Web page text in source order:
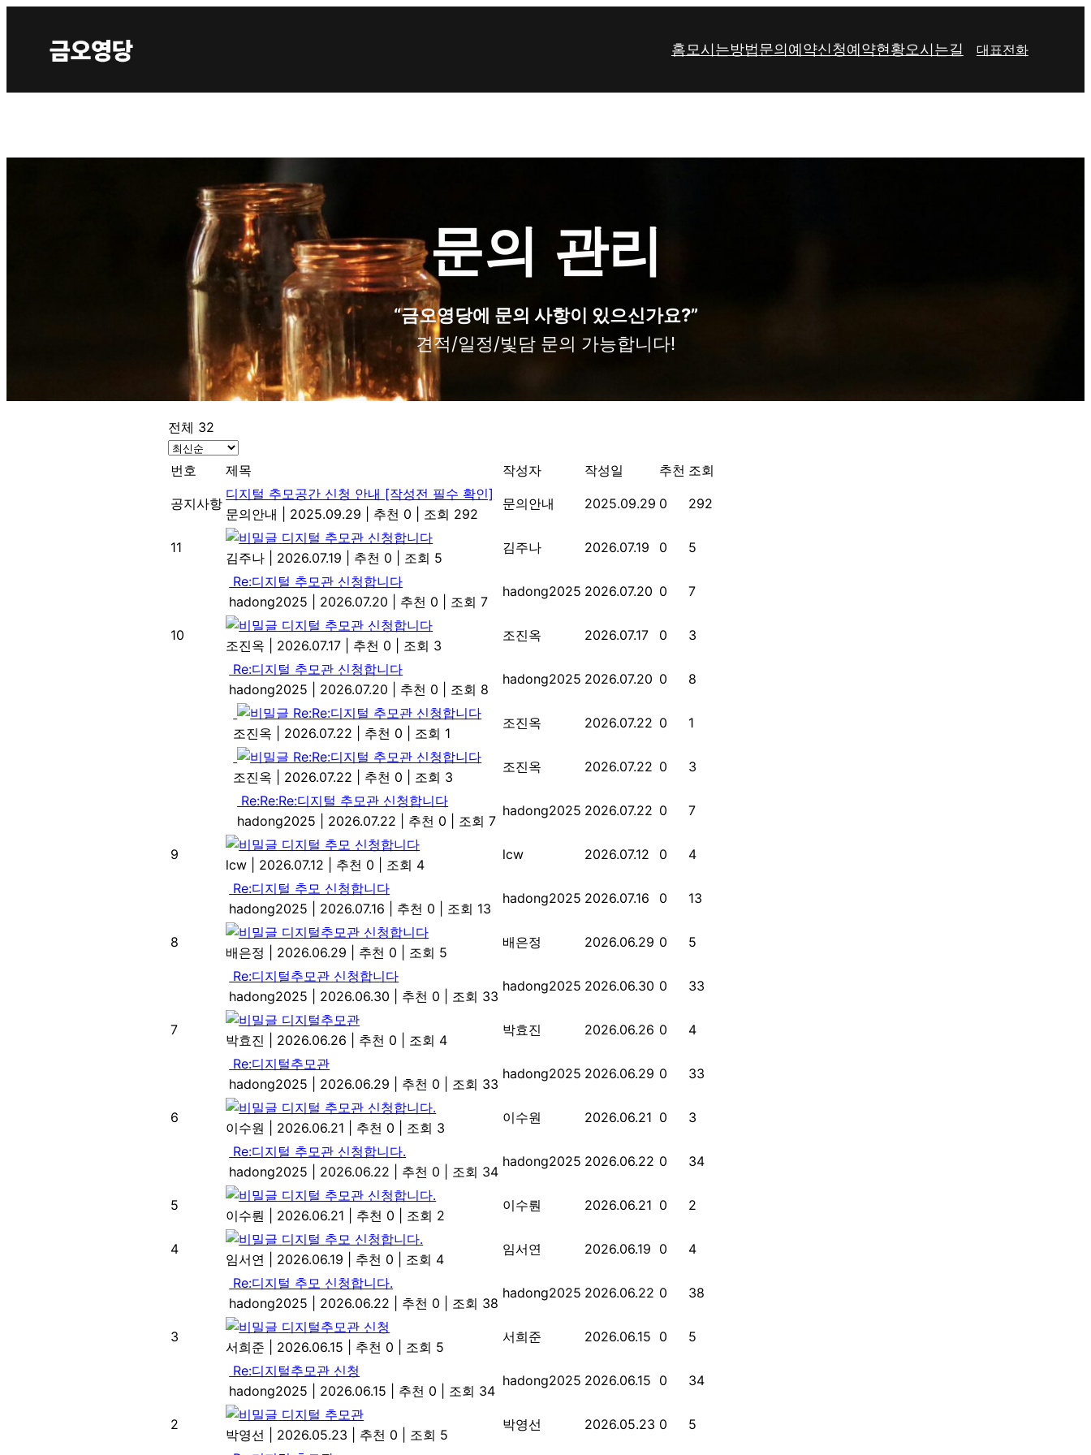
바
기
홈모시는방법문의예약신청예약현황오시는길 대표전화
문의 관리
“금오영당에 문의 사항이 있으신가요?”
견적/일정/빛담 문의 가능합니다!
전체 32
번호 제목 작성자 작성일 추천 조회
공지사항
디지털 추모공간 신청 안내 [작성전 필수 확인]
문의안내
2025.09.29 추천 0 조회 292
문의안내 2025.09.29 0 292
11
디지털 추모관 신청합니다
김주나
2026.07.19 추천 0 조회 5
김주나 2026.07.19 0 5
Re:디지털 추모관 신청합니다
hadong2025
2026.07.20 추천 0 조회 7
hadong2025 2026.07.20 0 7
10
디지털 추모관 신청합니다
조진옥
2026.07.17 추천 0 조회 3
조진옥 2026.07.17 0 3
Re:디지털 추모관 신청합니다
hadong2025
2026.07.20 추천 0 조회 8
hadong2025 2026.07.20 0 8
Re:Re:디지털 추모관 신청합니다
조진옥
2026.07.22 추천 0 조회 1
조진옥 2026.07.22 0 1
Re:Re:디지털 추모관 신청합니다
조진옥
2026.07.22 추천 0 조회 3
조진옥 2026.07.22 0 3
Re:Re:Re:디지털 추모관 신청합니다
hadong2025
2026.07.22 추천 0 조회 7
hadong2025 2026.07.22 0 7
9
디지털 추모 신청합니다
lcw
2026.07.12 추천 0 조회 4
lcw 2026.07.12 0 4
Re:디지털 추모 신청합니다
hadong2025
2026.07.16 추천 0 조회 13
hadong2025 2026.07.16 0 13
8
디지털추모관 신청합니다
배은정
2026.06.29 추천 0 조회 5
배은정 2026.06.29 0 5
Re:디지털추모관 신청합니다
hadong2025
2026.06.30 추천 0 조회 33
hadong2025 2026.06.30 0 33
7
디지털추모관
박효진
2026.06.26 추천 0 조회 4
박효진 2026.06.26 0 4
Re:디지털추모관
hadong2025
2026.06.29 추천 0 조회 33
hadong2025 2026.06.29 0 33
6
디지털 추모관 신청합니다.
이수원
2026.06.21 추천 0 조회 3
이수원 2026.06.21 0 3
Re:디지털 추모관 신청합니다.
hadong2025
2026.06.22 추천 0 조회 34
hadong2025 2026.06.22 0 34
5
디지털 추모관 신청합니다.
이수뤈
2026.06.21 추천 0 조회 2
이수뤈 2026.06.21 0 2
4
디지털 추모 신청합니다.
임서연
2026.06.19 추천 0 조회 4
임서연 2026.06.19 0 4
Re:디지털 추모 신청합니다.
hadong2025
2026.06.22 추천 0 조회 38
hadong2025 2026.06.22 0 38
3
디지털추모관 신청
서희준
2026.06.15 추천 0 조회 5
서희준 2026.06.15 0 5
Re:디지털추모관 신청
hadong2025
2026.06.15 추천 0 조회 34
hadong2025 2026.06.15 0 34
2
디지털 추모관
박영선
2026.05.23 추천 0 조회 5
박영선 2026.05.23 0 5